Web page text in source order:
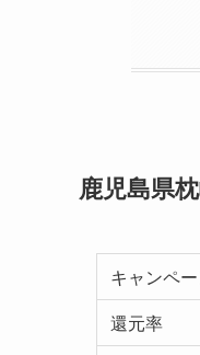
鹿児島県
キャンペ
還元率